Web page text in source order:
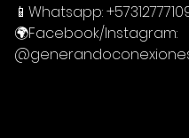
📱Whatsapp:
🌍Facebook/Instagram: